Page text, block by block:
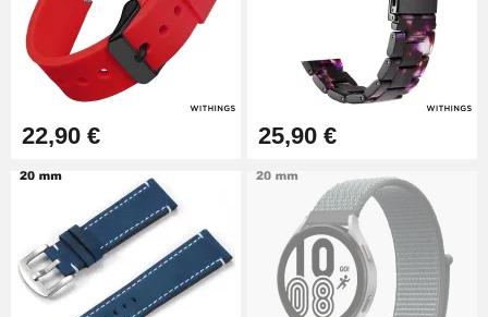
22,90 € 25,90 €